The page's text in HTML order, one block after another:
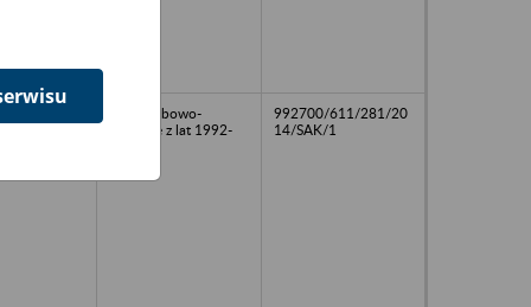
akta osobowo-
płacowe z lat 1992-
992700/611/281/20
14/SAK/1